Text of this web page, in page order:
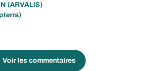
(ARVALIS)
Voir les commentaires